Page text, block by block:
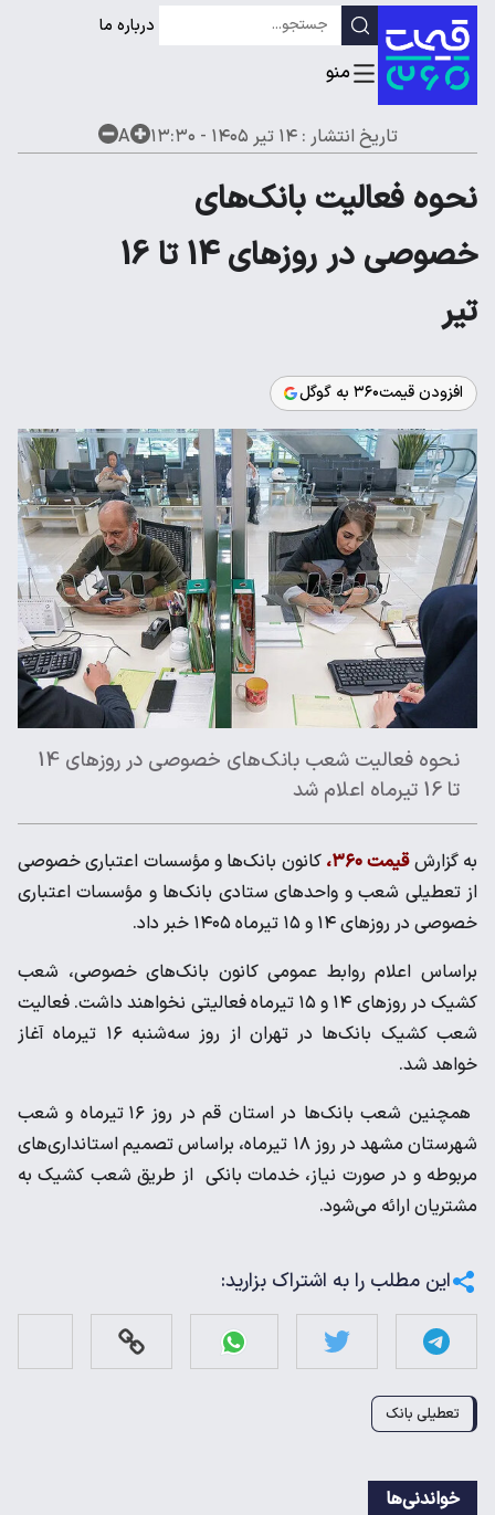
درباره ما
تاریخ انتشار :۱۴ تیر ۱۴۰۵ - ۱۳:۳۰ A
نحوه فعالیت بانک‌های
خصوصی در روزهای 14 تا 16
تیر
افزودن قیمت۳۶۰ به گوگل
نحوه فعالیت شعب بانک‌های خصوصی در روزهای 14
تا 16 تیرماه اعلام شد
به گزارشقیمت ۳۶۰،
کانون بانک‌ها و مؤسسات اعتباری خصوصی
از تعطیلی شعب و واحدهای ستادی بانک‌ها و مؤسسات اعتباری
خصوصی در روزهای ۱۴ و ۱۵ تیرماه ۱۴۰۵ خبر داد.
براساس اعلام روابط عمومی کانون بانک‌های خصوصی، شعب
کشیک در روزهای ۱۴ و ۱۵ تیرماه فعالیتی نخواهند داشت. فعالیت
شعب کشیک بانک‌ها در تهران از روز سه‌شنبه ۱۶ تیرماه آغاز
خواهد شد.
همچنین شعب بانک‌ها در استان قم در روز ۱۶ تیرماه و شعب
شهرستان مشهد در روز ۱۸ تیرماه، براساس تصمیم استانداری‌های
مربوطه و در صورت نیاز، خدمات بانکی از طریق شعب کشیک به
مشتریان ارائه می‌شود.
این مطلب را به اشتراک بزارید:
تعطیلی بانک
خواندنی‌ها